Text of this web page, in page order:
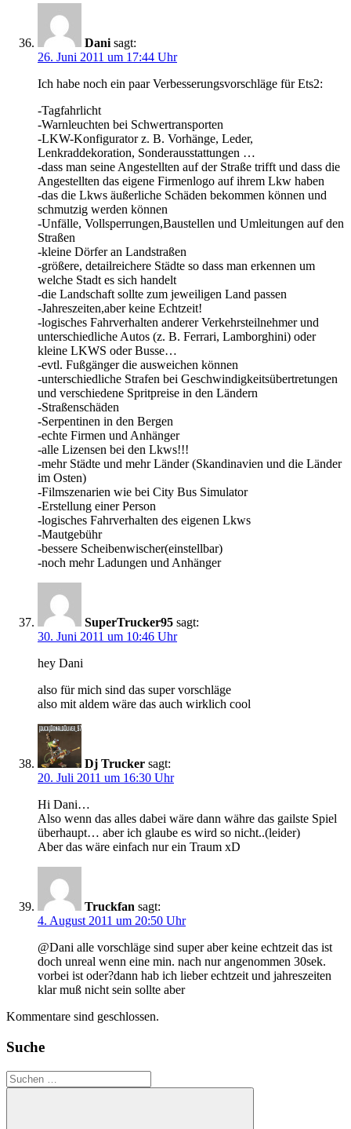
Dani sagt:
26. Juni 2011 um 17:44 Uhr
Ich habe noch ein paar Verbesserungsvorschläge für Ets2:
-Tagfahrlicht
-Warnleuchten bei Schwertransporten
-LKW-Konfigurator z. B. Vorhänge, Leder,
Lenkraddekoration, Sonderausstattungen …
-dass man seine Angestellten auf der Straße trifft und dass die
Angestellten das eigene Firmenlogo auf ihrem Lkw haben
-das die Lkws äußerliche Schäden bekommen können und
schmutzig werden können
-Unfälle, Vollsperrungen,Baustellen und Umleitungen auf den
Straßen
-kleine Dörfer an Landstraßen
-größere, detailreichere Städte so dass man erkennen um
welche Stadt es sich handelt
-die Landschaft sollte zum jeweiligen Land passen
-Jahreszeiten,aber keine Echtzeit!
-logisches Fahrverhalten anderer Verkehrsteilnehmer und
unterschiedliche Autos (z. B. Ferrari, Lamborghini) oder
kleine LKWS oder Busse…
-evtl. Fußgänger die ausweichen können
-unterschiedliche Strafen bei Geschwindigkeitsübertretungen
und verschiedene Spritpreise in den Ländern
-Straßenschäden
-Serpentinen in den Bergen
-echte Firmen und Anhänger
-alle Lizensen bei den Lkws!!!
-mehr Städte und mehr Länder (Skandinavien und die Länder
im Osten)
-Filmszenarien wie bei City Bus Simulator
-Erstellung einer Person
-logisches Fahrverhalten des eigenen Lkws
-Mautgebühr
-bessere Scheibenwischer(einstellbar)
-noch mehr Ladungen und Anhänger
SuperTrucker95 sagt:
30. Juni 2011 um 10:46 Uhr
hey Dani
also für mich sind das super vorschläge
also mit aldem wäre das auch wirklich cool
Dj Trucker sagt:
20. Juli 2011 um 16:30 Uhr
Hi Dani…
Also wenn das alles dabei wäre dann währe das gailste Spiel
überhaupt… aber ich glaube es wird so nicht..(leider)
Aber das wäre einfach nur ein Traum xD
Truckfan sagt:
4. August 2011 um 20:50 Uhr
@Dani alle vorschläge sind super aber keine echtzeit das ist
doch unreal wenn eine min. nach nur angenommen 30sek.
vorbei ist oder?dann hab ich lieber echtzeit und jahreszeiten
klar muß nicht sein sollte aber
Kommentare sind geschlossen.
Suche
Suchen
nach: